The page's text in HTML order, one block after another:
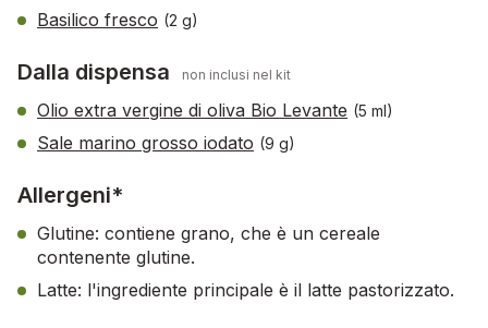
Basilico fresco (2 g)
Dalla dispensa non inclusi nel kit
Olio extra vergine di oliva Bio Levante (5 ml)
Sale marino grosso iodato (9 g)
Allergeni*
Glutine: contiene grano, che è un cereale
contenente glutine.
Latte: l'ingrediente principale è il latte pastorizzato.